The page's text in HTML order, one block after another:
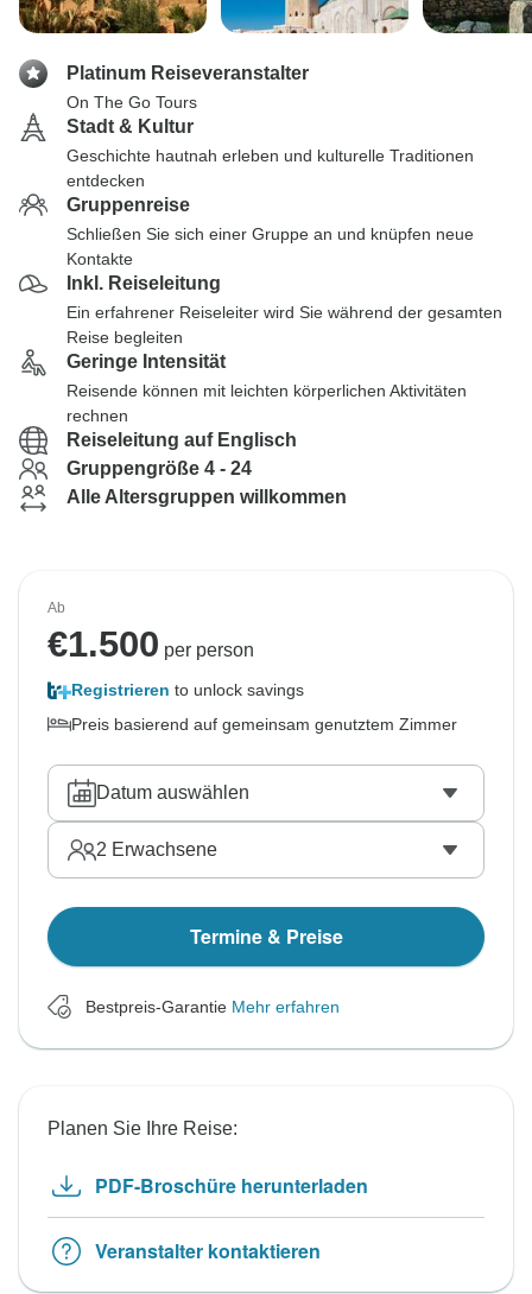
Platinum Reiseveranstalter
On The Go Tours
Stadt & Kultur
Geschichte hautnah erleben und kulturelle Traditionen
entdecken
Gruppenreise
Schließen Sie sich einer Gruppe an und knüpfen neue
Kontakte
Inkl. Reiseleitung
Ein erfahrener Reiseleiter wird Sie während der gesamten
Reise begleiten
Geringe Intensität
Reisende können mit leichten körperlichen Aktivitäten
rechnen
Reiseleitung auf Englisch
Gruppengröße 4 - 24
Alle Altersgruppen willkommen
Ab
€1.500 per person
Registrieren to unlock savings
Preis basierend auf gemeinsam genutztem Zimmer
Datum auswählen
2 Erwachsene
Termine & Preise
Bestpreis-Garantie Mehr erfahren
Planen Sie Ihre Reise:
PDF-Broschüre herunterladen
Veranstalter kontaktieren